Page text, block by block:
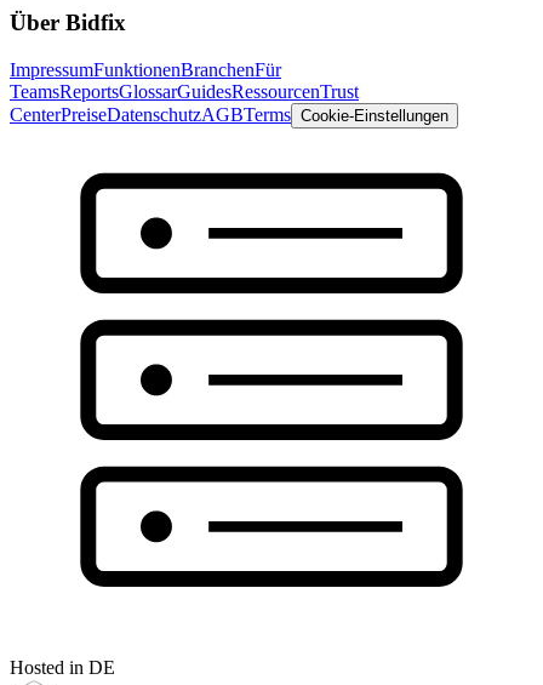
Über Bidfix
ImpressumFunktionenBranchenFür
TeamsReportsGlossarGuidesRessourcenTrust
CenterPreiseDatenschutzAGBTerms Cookie-Einstellungen
Hosted in DE